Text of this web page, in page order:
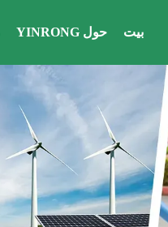
بيت حول YINRONG